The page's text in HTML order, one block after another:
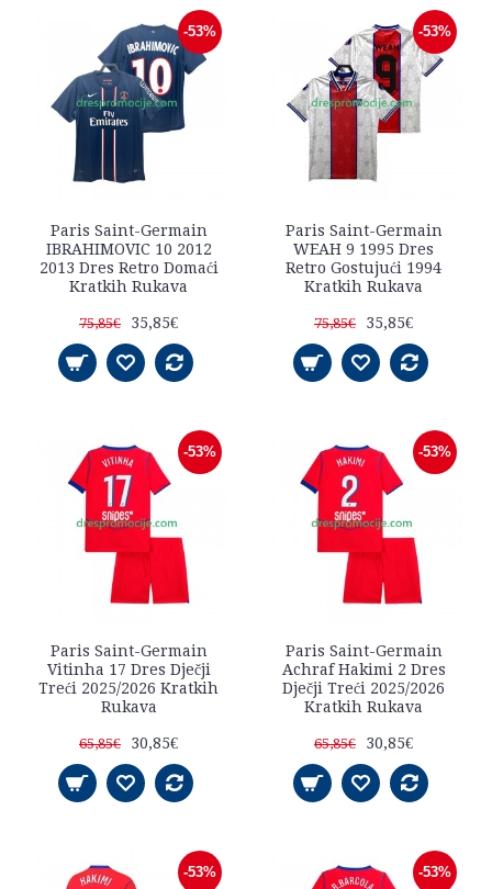
-53%
Paris Saint-Germain
IBRAHIMOVIC 10 2012
2013 Dres Retro Domaći
Kratkih Rukava
75,85€ 35,85€
-53%
Paris Saint-Germain
WEAH 9 1995 Dres
Retro Gostujući 1994
Kratkih Rukava
75,85€ 35,85€
-53%
Paris Saint-Germain
Vitinha 17 Dres Dječji
Treći 2025/2026 Kratkih
Rukava
65,85€ 30,85€
-53%
Paris Saint-Germain
Achraf Hakimi 2 Dres
Dječji Treći 2025/2026
Kratkih Rukava
65,85€ 30,85€
-53% -53%